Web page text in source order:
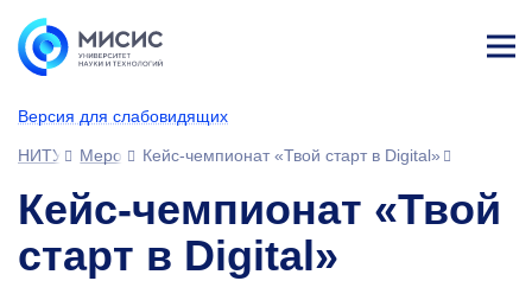
Версия для слабовидящих
ине
НИТУ МИСИСМероприятияКейс-чемпионат «Твой старт в Digital»
Кейс-чемпионат «Твой
старт в Digital»